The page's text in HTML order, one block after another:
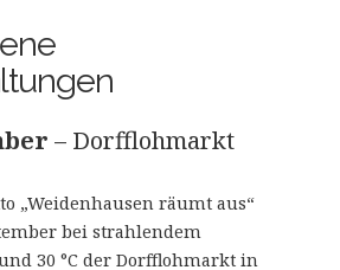
– Dorfflohmarkt
„Weidenhausen räumt aus“
bei strahlendem
30 °C der Dorfflohmarkt in